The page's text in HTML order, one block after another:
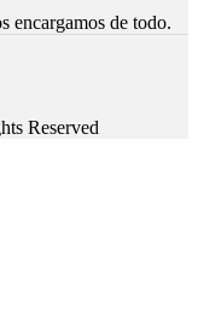
encargamos de todo.
Reserved